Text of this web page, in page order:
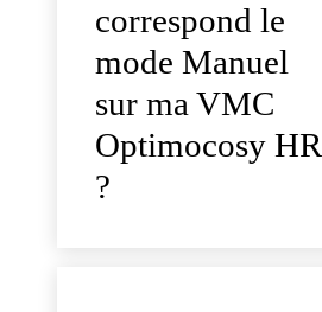
correspond le
mode Manuel
sur ma VMC
Optimocosy HR
?